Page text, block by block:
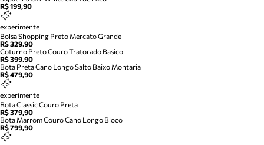
R$ 199,90
experimente
Bolsa Shopping Preto Mercato Grande
R$ 329,90
Coturno Preto Couro Tratorado Basico
R$ 399,90
Bota Preta Cano Longo Salto Baixo Montaria
R$ 479,90
experimente
Bota Classic Couro Preta
R$ 379,90
Bota Marrom Couro Cano Longo Bloco
R$ 799,90